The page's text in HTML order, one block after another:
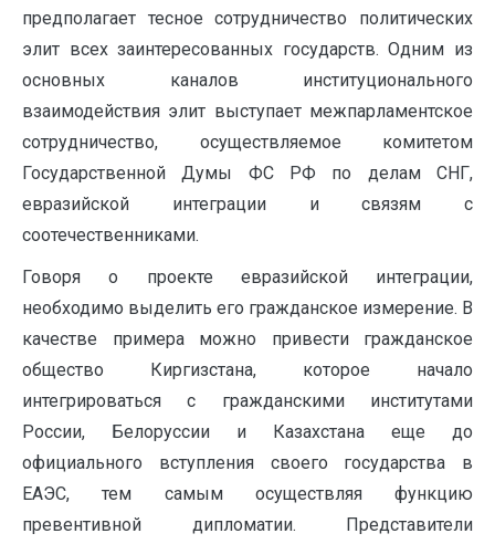
предполагает тесное сотрудничество политических
элит всех заинтересованных государств. Одним из
основных каналов институционального
взаимодействия элит выступает межпарламентское
сотрудничество, осуществляемое комитетом
Государственной Думы ФС РФ по делам СНГ,
евразийской интеграции и связям с
соотечественниками.
Говоря о проекте евразийской интеграции,
необходимо выделить его гражданское измерение. В
качестве примера можно привести гражданское
общество Киргизстана, которое начало
интегрироваться с гражданскими институтами
России, Белоруссии и Казахстана еще до
официального вступления своего государства в
ЕАЭС, тем самым осуществляя функцию
превентивной дипломатии. Представители